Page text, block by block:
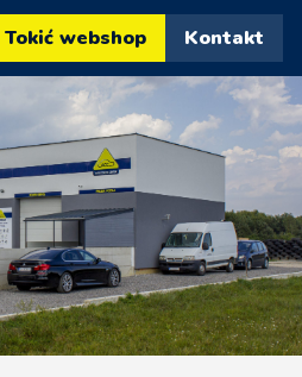
Tokić webshop Kontakt